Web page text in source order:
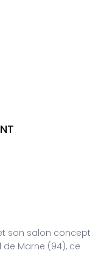
son salon concept
de Marne (94), ce